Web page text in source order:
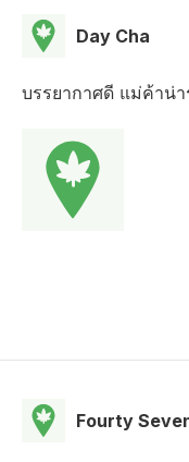
Day Cha
บรรยากาศดี แม่ค้าน่า
Fourty